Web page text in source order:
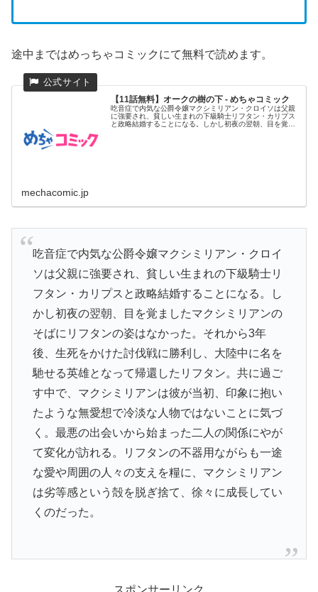
途中まではめっちゃコミックにて無料で読めます。
【11話無料】オークの樹の下 - めちゃコミック
吃音症で内気な公爵令嬢マクシミリアン・クロイソは父親
に強要され、貧しい生まれの下級騎士リフタン・カリプス
と政略結婚することになる。しかし初夜の翌朝、目を覚ま
mechacomic.jp
吃音症で内気な公爵令嬢マクシミリアン・クロイ
ソは父親に強要され、貧しい生まれの下級騎士リ
フタン・カリプスと政略結婚することになる。し
かし初夜の翌朝、目を覚ましたマクシミリアンの
そばにリフタンの姿はなかった。それから3年
後、生死をかけた討伐戦に勝利し、大陸中に名を
馳せる英雄となって帰還したリフタン。共に過ご
す中で、マクシミリアンは彼が当初、印象に抱い
たような無愛想で冷淡な人物ではないことに気づ
く。最悪の出会いから始まった二人の関係にやが
て変化が訪れる。リフタンの不器用ながらも一途
な愛や周囲の人々の支えを糧に、マクシミリアン
は劣等感という殻を脱ぎ捨て、徐々に成長してい
くのだった。
スポンサーリンク